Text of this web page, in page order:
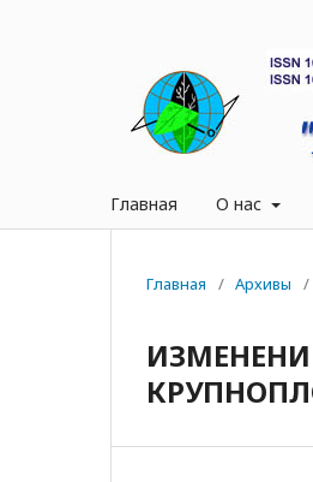
Главная О нас
Главная / Архивы /